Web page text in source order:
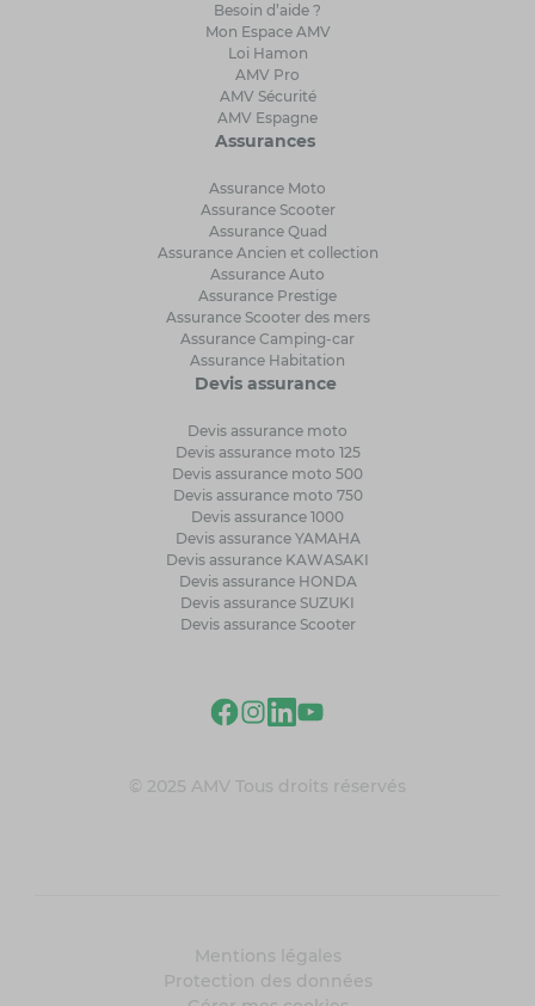
Besoin d’aide ?
Mon Espace AMV
Loi Hamon
AMV Pro
AMV Sécurité
AMV Espagne
Assurances
Assurance Moto
Assurance Scooter
Assurance Quad
Assurance Ancien et collection
Assurance Auto
Assurance Prestige
Assurance Scooter des mers
Assurance Camping-car
Assurance Habitation
Devis assurance
Devis assurance moto
Devis assurance moto 125
Devis assurance moto 500
Devis assurance moto 750
Devis assurance 1000
Devis assurance YAMAHA
Devis assurance KAWASAKI
Devis assurance HONDA
Devis assurance SUZUKI
Devis assurance Scooter
© 2025 AMV Tous droits réservés
Mentions légales
Protection des données